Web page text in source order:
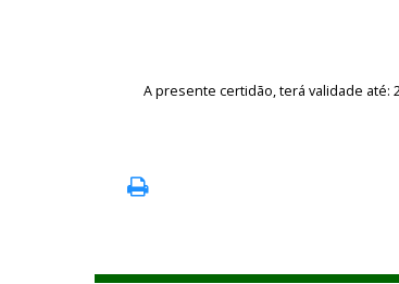
A presente certidão, terá validade até: